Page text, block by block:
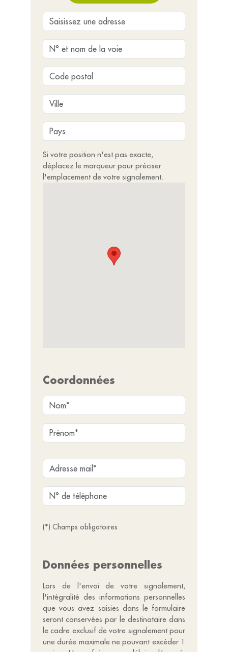
Si votre position n'est pas exacte,
déplacez le marqueur pour préciser
l'emplacement de votre signalement.
Coordonnées
(*) Champs obligatoires
Données personnelles
Lors de l'envoi de votre signalement,
l'intégralité des informations personnelles
que vous avez saisies dans le formulaire
seront conservées par le destinataire dans
le cadre exclusif de votre signalement pour
une durée maximale ne pouvant excéder 1